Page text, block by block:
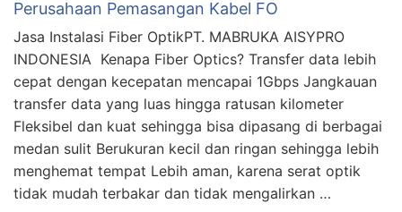
Perusahaan Pemasangan Kabel FO
Jasa Instalasi Fiber OptikPT. MABRUKA AISYPRO
INDONESIA Kenapa Fiber Optics? Transfer data lebih
cepat dengan kecepatan mencapai 1Gbps Jangkauan
transfer data yang luas hingga ratusan kilometer
Fleksibel dan kuat sehingga bisa dipasang di berbagai
medan sulit Berukuran kecil dan ringan sehingga lebih
menghemat tempat Lebih aman, karena serat optik
tidak mudah terbakar dan tidak mengalirkan …